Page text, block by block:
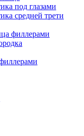
под глазами
средней трети
филлерами